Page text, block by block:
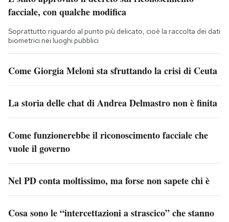
facciale, con qualche modifica
Soprattutto riguardo al punto più delicato, cioè la raccolta dei dati
biometrici nei luoghi pubblici
Come Giorgia Meloni sta sfruttando la crisi di Ceuta
La storia delle chat di Andrea Delmastro non è finita
Come funzionerebbe il riconoscimento facciale che
vuole il governo
Nel PD conta moltissimo, ma forse non sapete chi è
Cosa sono le “intercettazioni a strascico” che stanno